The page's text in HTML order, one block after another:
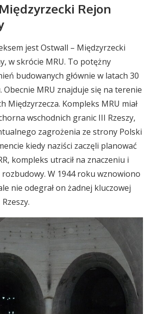
Rejon
jest Ostwall – Międzyrzecki
w skrócie MRU. To potężny
budowanych głównie w latach 30
Obecnie MRU znajduje się na terenie
Międzyrzecza. Kompleks MRU miał
wschodnich granic III Rzeszy,
zagrożenia ze strony Polski
kiedy naziści zaczęli planować
kompleks utracił na znaczeniu i
W 1944 roku wznowiono
nie odegrał on żadnej kluczowej